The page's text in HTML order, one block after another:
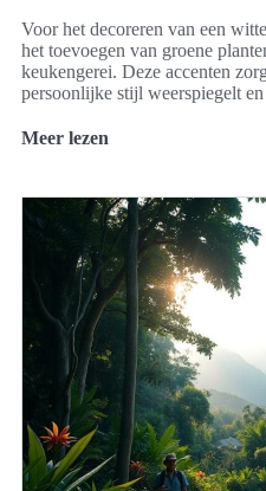
Voor het decoreren van een
het toevoegen van groene
keukengerei. Deze accenten
persoonlijke stijl weerspiegelt
Meer lezen